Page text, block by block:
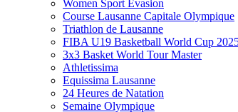
Women Sport Evasion
Course Lausanne Capitale Olympique
Triathlon de Lausanne
FIBA U19 Basketball World Cup
3x3 Basket World Tour Master
Athletissima
Equissima Lausanne
24 Heures de Natation
Semaine Olympique